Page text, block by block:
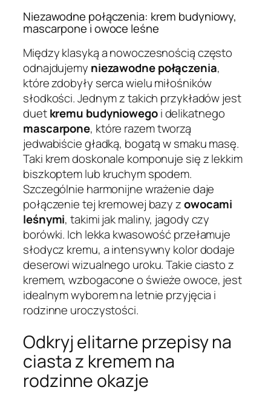
Niezawodne połączenia: krem budyniowy,
mascarpone i owoce leśne
Między klasyką a nowoczesnością często
odnajdujemy niezawodne połączenia,
które zdobyły serca wielu miłośników
słodkości. Jednym z takich przykładów jest
duetkremu budyniowegoi delikatnego
mascarpone, które razem tworzą
jedwabiście gładką, bogatą w smaku masę.
Taki krem doskonale komponuje się z lekkim
biszkoptem lub kruchym spodem.
Szczególnie harmonijne wrażenie daje
połączenie tej kremowej bazy zowocami
leśnymi, takimi jak maliny, jagody czy
borówki. Ich lekka kwasowość przełamuje
słodycz kremu, a intensywny kolor dodaje
deserowi wizualnego uroku. Takie ciasto z
kremem, wzbogacone o świeże owoce, jest
idealnym wyborem na letnie przyjęcia i
rodzinne uroczystości.
Odkryj elitarne przepisy na
ciasta z kremem na
rodzinne okazje